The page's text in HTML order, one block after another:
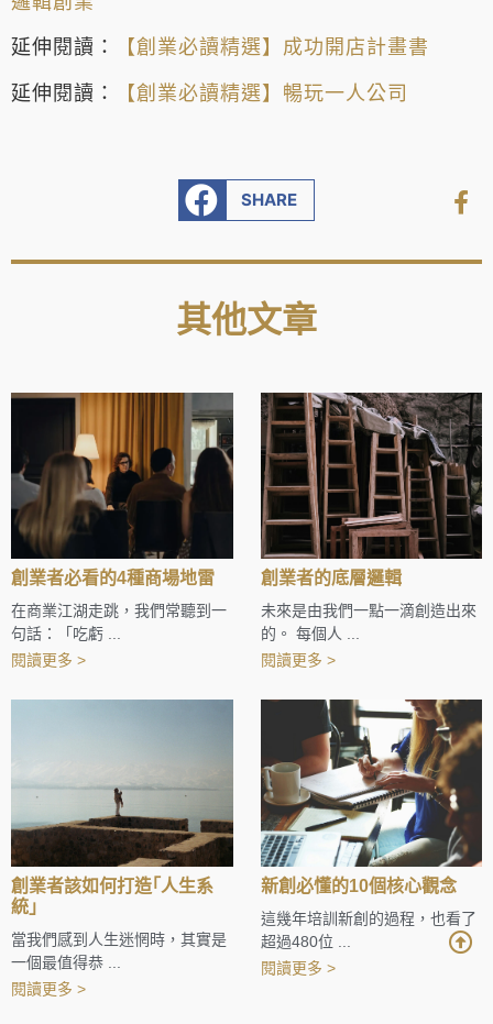
延伸閱讀： 【創業必讀精選】成功開店計畫書
延伸閱讀： 【創業必讀精選】暢玩一人公司
SHARE
其他文章
創業者必看的4種商場地雷
在商業江湖走跳，我們常聽到一
句話：「吃虧 ...
閱讀更多 >
創業者的底層邏輯
未來是由我們一點一滴創造出來
的。 每個人 ...
閱讀更多 >
創業者該如何打造｢人生系
統｣
當我們感到人生迷惘時，其實是
一個最值得恭 ...
閱讀更多 >
新創必懂的10個核心觀念
這幾年培訓新創的過程，也看了
超過480位 ...
閱讀更多 >